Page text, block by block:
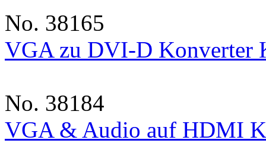
No. 38165
VGA zu DVI-D Konverter
No. 38184
VGA & Audio auf HDMI